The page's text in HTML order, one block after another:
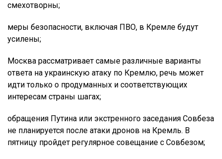
смехотворны;
меры безопасности, включая ПВО, в Кремле будут
усилены;
Москва рассматривает самые различные варианты
ответа на украинскую атаку по Кремлю, речь может
идти только о продуманных и соответствующих
интересам страны шагах;
обращения Путина или экстренного заседания Совбеза
не планируется после атаки дронов на Кремль. В
пятницу пройдет регулярное совещание с Совбезом;